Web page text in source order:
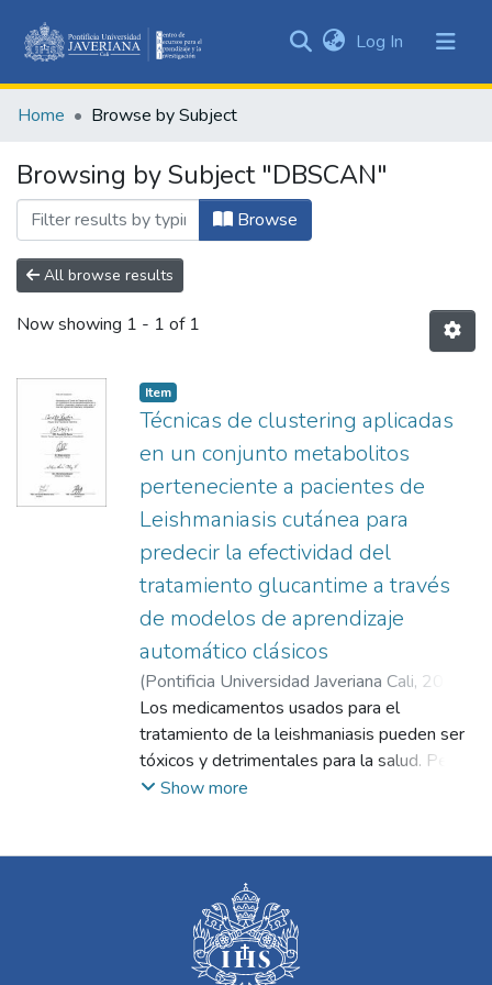
&
All of DSpace
Log In (current)
Home Browse by Subject
Browsing by Subject "DBSCAN"
Browse
All browse results
Now showing 1 - 1 of 1
Item
Técnicas de clustering aplicadas
en un conjunto metabolitos
perteneciente a pacientes de
Leishmaniasis cutánea para
predecir la efectividad del
tratamiento glucantime a través
de modelos de aprendizaje
automático clásicos
(Pontificia Universidad Javeriana Cali, 2023
Luna Mejía, Juan Pablo;Sadeghian Perskie,
Naim Samuel;Linares Ospina, Diego Luis
;Álvarez Vargas, Gloria Inés
Los medicamentos usados para el
tratamiento de la leishmaniasis pueden ser
tóxicos y detrimentales para la salud. Peor
aún, estos tratamientos no prometen curar
hecho varios estudios [4][7] para tratar de
predecir, por medio de muestras de
metabolitos en la sangre, en qué pacientes
el tratamiento será efectivo. En este
Show more